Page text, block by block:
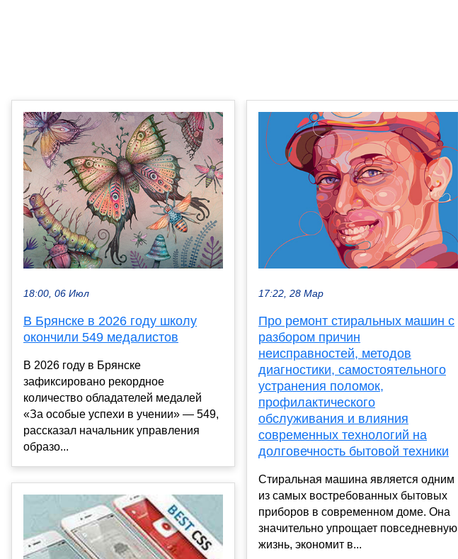
18:00, 06 Июл
В Брянске в 2026 году школу
окончили 549 медалистов
В 2026 году в Брянске
зафиксировано рекордное
количество обладателей медалей
«За особые успехи в учении» — 549,
рассказал начальник управления
образо...
17:22, 28 Мар
Про ремонт стиральных машин с
разбором причин
неисправностей, методов
диагностики, самостоятельного
устранения поломок,
профилактического
обслуживания и влияния
современных технологий на
долговечность бытовой техники
Стиральная машина является одним
из самых востребованных бытовых
приборов в современном доме. Она
значительно упрощает повседневную
жизнь, экономит в...